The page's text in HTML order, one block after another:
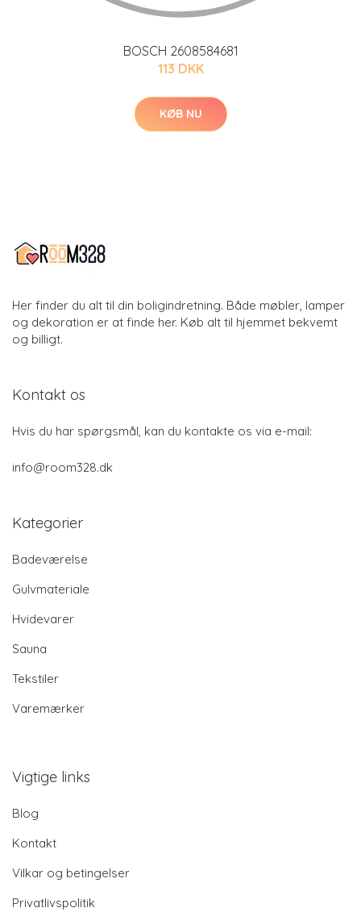
BOSCH 2608584681
113 DKK
KØB NU
Her finder du alt til din boligindretning. Både møbler, lamper
og dekoration er at finde her. Køb alt til hjemmet bekvemt
og billigt.
Kontakt os
Hvis du har spørgsmål, kan du kontakte os via e-mail:
info@room328.dk
Kategorier
Badeværelse
Gulvmateriale
Hvidevarer
Sauna
Tekstiler
Varemærker
Vigtige links
Blog
Kontakt
Vilkar og betingelser
Privatlivspolitik